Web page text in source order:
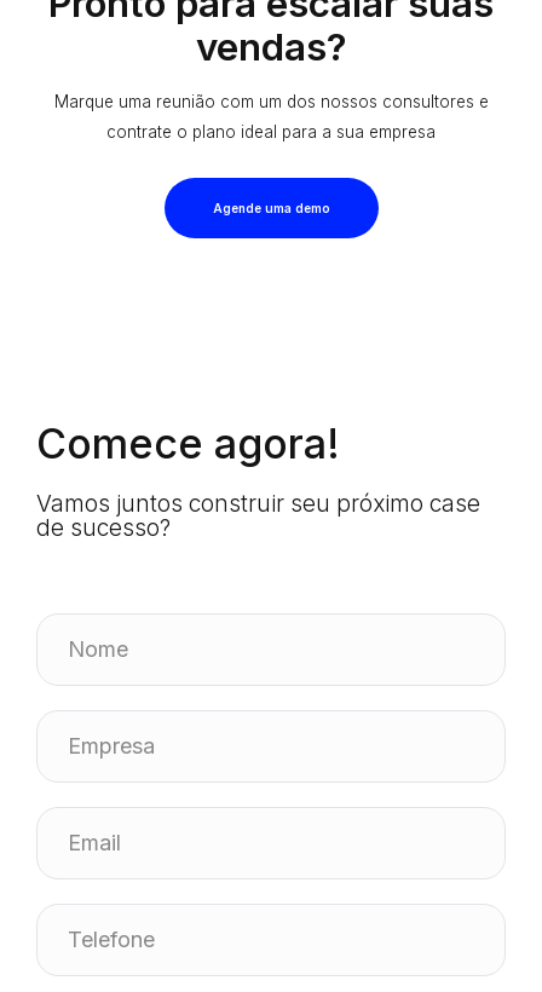
vendas?
Marque uma reunião com um dos nossos consultores e
contrate o plano ideal para a sua empresa
Agende uma demo
Comece agora!
Vamos juntos construir seu próximo case
de sucesso?